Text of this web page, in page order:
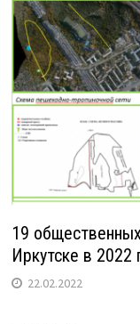
19
Иркутске в 2022
22.02.2022